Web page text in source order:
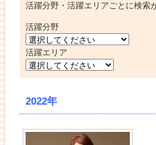
活躍分野・活躍エリアごとに検索
活躍分野
活躍エリア
2022年